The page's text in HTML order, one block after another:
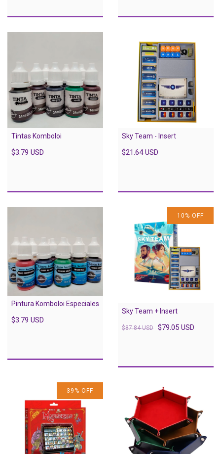
Tintas Komboloi
$3.79 USD
Sky Team - Insert
$21.64 USD
Pintura Komboloi Especiales
$3.79 USD
10 % OFF
Sky Team + Insert
$87.84 USD $79.05 USD
39 % OFF